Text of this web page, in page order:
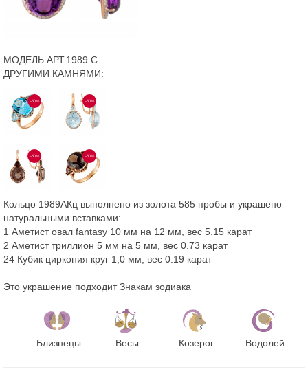
МОДЕЛЬ АРТ.1989 С
ДРУГИМИ КАМНЯМИ:
-50% -50%
-50% -50%
Кольцо 1989АКц выполнено из золота 585 пробы и украшено
натуральными вставками:
1 Аметист овал fantasy 10 мм на 12 мм, вес 5.15 карат
2 Аметист триллион 5 мм на 5 мм, вес 0.73 карат
24 Кубик циркония круг 1,0 мм, вес 0.19 карат
Это украшение подходит Знакам зодиака
Близнецы Весы Козерог Водолей